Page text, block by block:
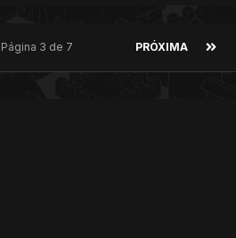
PRÓXIMA
Página 3 de 7